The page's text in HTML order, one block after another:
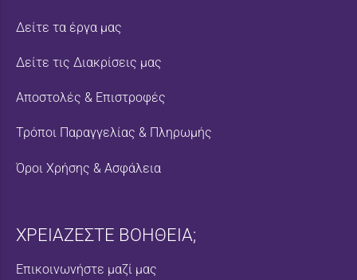
Δείτε τα έργα μας
Δείτε τις Διακρίσεις μας
Αποστολές & Επιστροφές
Τρόποι Παραγγελίας & Πληρωμής
Όροι Χρήσης & Ασφάλεια
ΧΡΕΙΑΖΕΣΤΕ ΒΟΗΘΕΙΑ;
Επικοινωνήστε μαζί μας